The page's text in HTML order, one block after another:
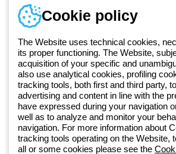
Od 2025 roku firma Beghelli jest częścią
ramach ekosystemu GEWISS LightZone, w
zintegrowane rozwiązania oświetleniowe,
złożoność w prostotę oraz wspierające
użytkowników w realizacji ich potrzeb.
Numer telefonu
Od poniedziałku do piątku w godzinach 8:00 do
+48 32 422 55 79
Cookie policy
The Website uses technical cookies,
its proper functioning. The Website,
acquisition of your specific and
also use analytical cookies, profiling
tracking tools, both first and third party,
advertising and content in line with the
have expressed during your navigation
well as to analyze and monitor your
navigation. For more information about
tracking tools operating on the Website,
all or some cookies please see the